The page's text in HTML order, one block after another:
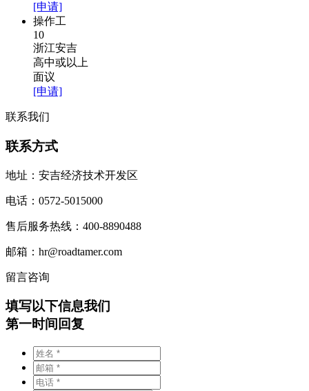
[申请]
操作工
10
浙江安吉
高中或以上
面议
[申请]
联系我们
联系方式
地址：安吉经济技术开发区
电话：0572-5015000
售后服务热线：400-8890488
邮箱：hr@roadtamer.com
留言咨询
填写以下信息我们
第一时间回复